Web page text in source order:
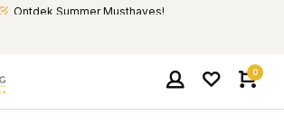
Ontdek Summer Musthaves!
0